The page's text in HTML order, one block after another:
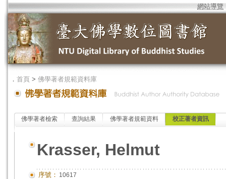
網站導覽
． 首頁 > 佛學著者規範資料庫
佛學著者檢索 查詢結果 佛學著者規範資料 校正著者資訊
Krasser, Helmut
序號： 10617